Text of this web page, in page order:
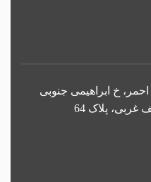
خ ابراهیمی جنوبی
پلاک 64